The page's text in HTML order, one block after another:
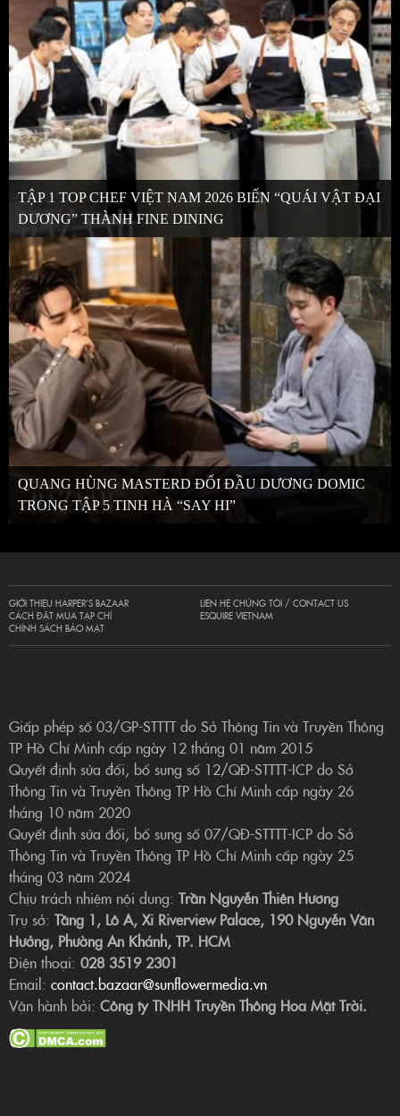
TẬP 1 TOP CHEF VIỆT NAM 2026 BIẾN “QUÁI VẬT ĐẠI
DƯƠNG” THÀNH FINE DINING
QUANG HÙNG MASTERD ĐỐI ĐẦU DƯƠNG DOMIC
TRONG TẬP 5 TINH HÀ “SAY HI”
GIỚI THIỆU HARPER’S BAZAAR
CÁCH ĐẶT MUA TẠP CHÍ
CHÍNH SÁCH BẢO MẬT
LIÊN HỆ CHÚNG TÔI / CONTACT US
ESQUIRE VIETNAM
Giấp phép số 03/GP-STTTT do Sở Thông Tin và Truyền Thông
TP Hồ Chí Minh cấp ngày 12 tháng 01 năm 2015
Quyết định sửa đổi, bổ sung số 12/QĐ-STTTT-ICP do Sở
Thông Tin và Truyền Thông TP Hồ Chí Minh cấp ngày 26
tháng 10 năm 2020
Quyết định sửa đổi, bổ sung số 07/QĐ-STTTT-ICP do Sở
Thông Tin và Truyền Thông TP Hồ Chí Minh cấp ngày 25
tháng 03 năm 2024
Chịu trách nhiệm nội dung: Trần Nguyễn Thiên Hương
Trụ sở: Tầng 1, Lô A, Xi Riverview Palace, 190 Nguyễn Văn
Hưởng, Phường An Khánh, TP. HCM
Điện thoại: 028 3519 2301
Email: contact.bazaar@sunflowermedia.vn
Vận hành bởi: Công ty TNHH Truyền Thông Hoa Mặt Trời.